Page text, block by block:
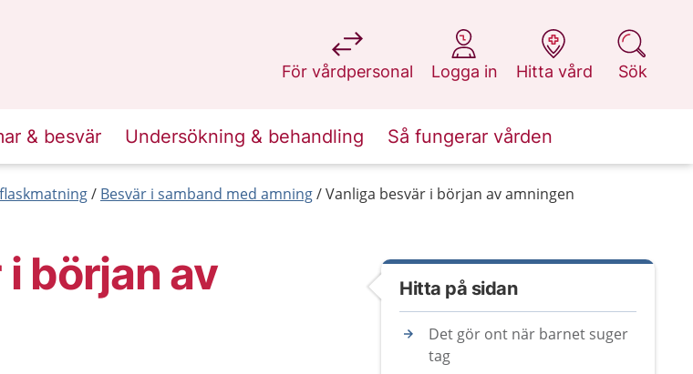
För vårdpersonal
på 1177.se
Logga in
på 1177.se
Hitta vård
på 1177.se
Sök
på 1177.se
& besvär Undersökning & behandling Så fungerar vården
Besvär i samband med amning Vanliga besvär i början av amningen
början av
Hitta på sidan
Det gör ont när barnet suger
tag